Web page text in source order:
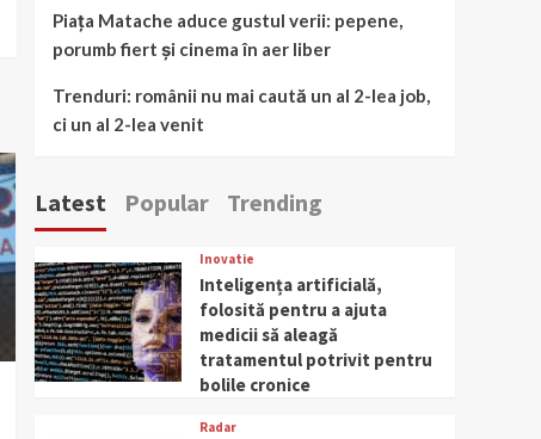
Piața Matache aduce gustul verii: pepene,
porumb fiert și cinema în aer liber
Trenduri: românii nu mai caută un al 2-lea job,
ci un al 2-lea venit
Latest Popular Trending
Inovatie
Inteligența artificială,
folosită pentru a ajuta
medicii să aleagă
tratamentul potrivit pentru
bolile cronice
Radar